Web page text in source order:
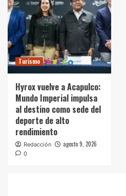
Turismo
Hyrox vuelve a Acapulco:
Mundo Imperial impulsa
al destino como sede del
deporte de alto
rendimiento
Redacción agosto 9, 2026
0